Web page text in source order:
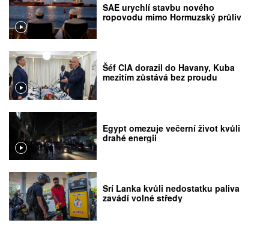
SAE urychlí stavbu nového
ropovodu mimo Hormuzský průliv
Šéf CIA dorazil do Havany, Kuba
mezitím zůstává bez proudu
Egypt omezuje večerní život kvůli
drahé energii
Srí Lanka kvůli nedostatku paliva
zavádí volné středy